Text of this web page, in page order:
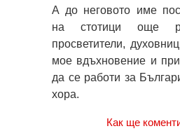
А до неговото име
на стотици още
просветители,
мое вдъхновение и
да се работи за
хора.
Как ще